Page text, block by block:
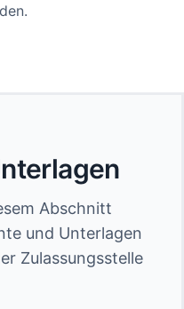
Abschnitt
und Unterlagen
Zulassungsstelle